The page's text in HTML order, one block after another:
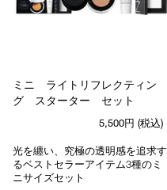
ミニ ライトリフレクティン
グ スターター セット
5,500円 (税込)
光を纏い、究極の透明感を追求す
るベストセラーアイテム3種のミ
ニサイズセット